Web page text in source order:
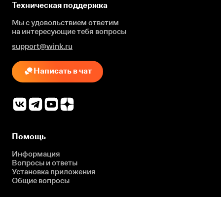
Техническая поддержка
Мы с удовольствием ответим
на интересующиетебя вопросы
support@wink.ru
Написать в чат
Помощь
Информация
Вопросы и ответы
Установка приложения
Общие вопросы